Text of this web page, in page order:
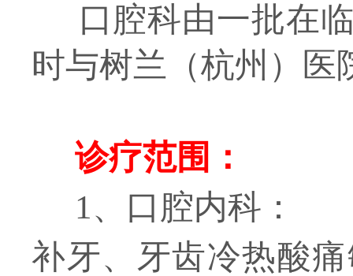
口腔科由一批在临
时与树兰（杭州）医
诊疗范围：
1、口腔内科：
补牙、牙齿冷热酸